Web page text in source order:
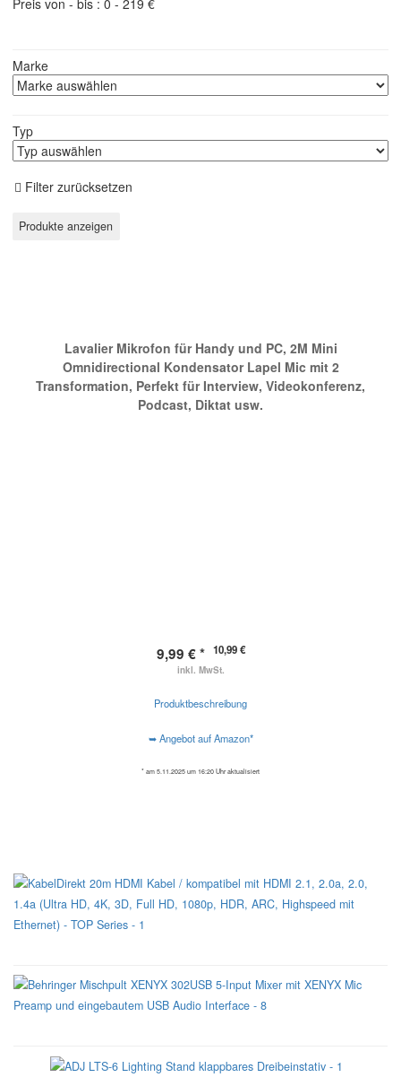
Marke
Typ
Filter zurücksetzen
Lavalier Mikrofon für Handy und PC, 2M Mini
Omnidirectional Kondensator Lapel Mic mit 2
Transformation, Perfekt für Interview, Videokonferenz,
Podcast, Diktat usw.
9,99 € * 10,99 €
inkl. MwSt.
Produktbeschreibung
➥ Angebot auf Amazon*
* am 5.11.2025 um 16:20 Uhr aktualisiert